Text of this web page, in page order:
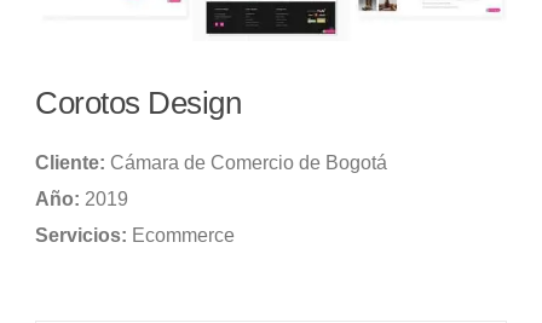
Corotos Design
Cliente: Cámara de Comercio de Bogotá
Año: 2019
Servicios: Ecommerce